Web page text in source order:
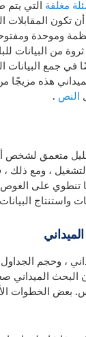
مغلقة التي يتم
المقابلات
وموحدة
من البيانات
في جمع البيانات
هذه مزيجًا من
النص .
متعمق لشخص
، ومع ذلك
تنطوي على
واستنتاج
، وحجم الجداول
الميداني
بعض الخطوات